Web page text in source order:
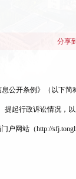
分享
公开条例》（以下简
起行政诉讼情况，
门户网站（http://